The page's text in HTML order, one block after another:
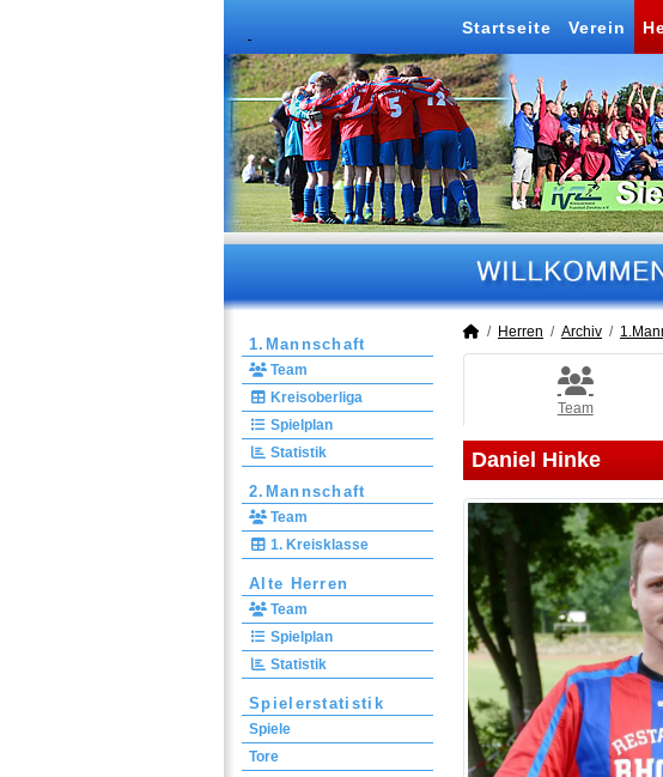
Startseite Verein
1.Mannschaft
Team
Kreisoberliga
Spielplan
Statistik
2.Mannschaft
Team
1. Kreisklasse
Alte Herren
Team
Spielplan
Statistik
Spielerstatistik
Spiele
Tore
Herren Archiv
Team
Daniel Hinke